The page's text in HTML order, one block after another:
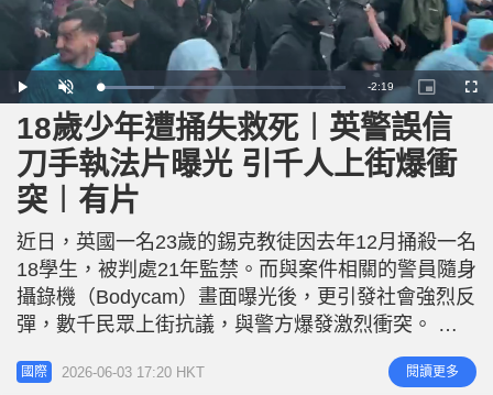
P
l
y
U
n
m
u
t
e
L
o
a
d
e
d
:
2
2
.
3
1
R
e
m
n
i
n
-2:19
P
i
c
e
-
c
t
r
e
F
u
18歲少年遭捅失救死︱英警誤信
刀手執法片曝光 引千人上街爆衝
突︱有片
近日，英國一名23歲的錫克教徒因去年12月捅殺一名
18學生，被判處21年監禁。而與案件相關的警員隨身
攝錄機（Bodycam）畫面曝光後，更引發社會強烈反
彈，數千民眾上街抗議，與警方爆發激烈衝突。 英
國警方遭多方質疑 事發於2025年12月3日，18歲學
生亨利．諾瓦克（Henry Nowak）與足球隊友聚會
國際 2026-06-03 17:20 HKT 閱讀更多